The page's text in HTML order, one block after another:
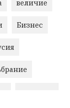
величие
Бизнес